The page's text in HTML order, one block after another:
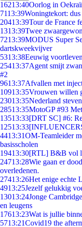
16213:40Oorlog in
7113:39Woningtekort:
20413:39Tour de France
1313:39Twee
7213:39MODUS Super
dartskweekvijver
5313:38Eeuwig voortleven
25413:37Agent smijt
#2
9613:37Afvallen met
10913:35Vrouwen willen
23013:35Nederland
28513:35MotoGP #93
13513:33[DRT SC] #6:
12513:33
4413:31OM-Teamleider
basisscholen
19413:30[RTL] B&B vol
24713:28Wie gaan er
overledenen.
27413:26Het enige echte
4913:25Jezelf gelukkig
13013:24Jonge
en leugens
17613:23Wat is jullie
5713:21Covid19 the